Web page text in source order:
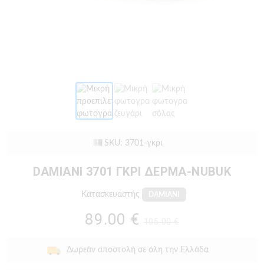
SKU: 3701-γκρι
DAMIANI 3701 ΓΚΡΙ ΔΕΡΜΑ-NUBUK
Κατασκευαστής
89.00 €
Δωρεάν αποστολή σε όλη την Ελλάδα